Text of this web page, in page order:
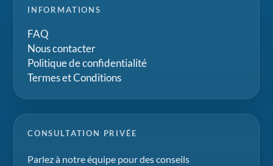
INFORMATIONS
FAQ
Nous contacter
Politique de confidentialité
Termes et Conditions
CONSULTATION PRIVÉE
Parlez à notre équipe pour des conseils